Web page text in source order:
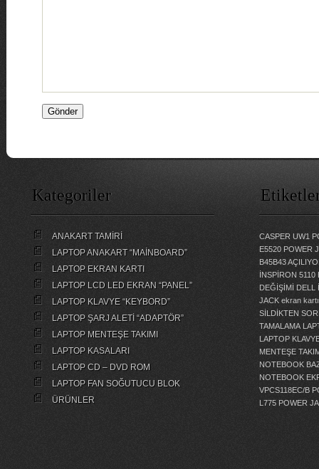
Kategoriler
ANAKART TAMİRİ
LAPTOP ANAKART “MAİNBOARD”
LAPTOP EKRAN KARTI
LAPTOP LCD LED EKRAN “PANEL”
LAPTOP KLAVYE “KEYBORD”
LAPTOP ŞARJ ALETİ “ADAPTÖR”
LAPTOP MENTEŞE TAKIMI
LAPTOP KASALARI
LAPTOP CD – DVD ROM
LAPTOP FAN SOĞUTUCU BLOK
ÜRÜNLER
CASPER UW1
E5520 POWER
B45B43
İNSPİRON
DEĞİŞİMİ
DELL
JACK ekran
SİLDİKTEN
TAMALAMA
LAPTOP
MENTEŞE
NOTEBOOK
NOTEBOOK
VPCS118EC/B
L775 POWER